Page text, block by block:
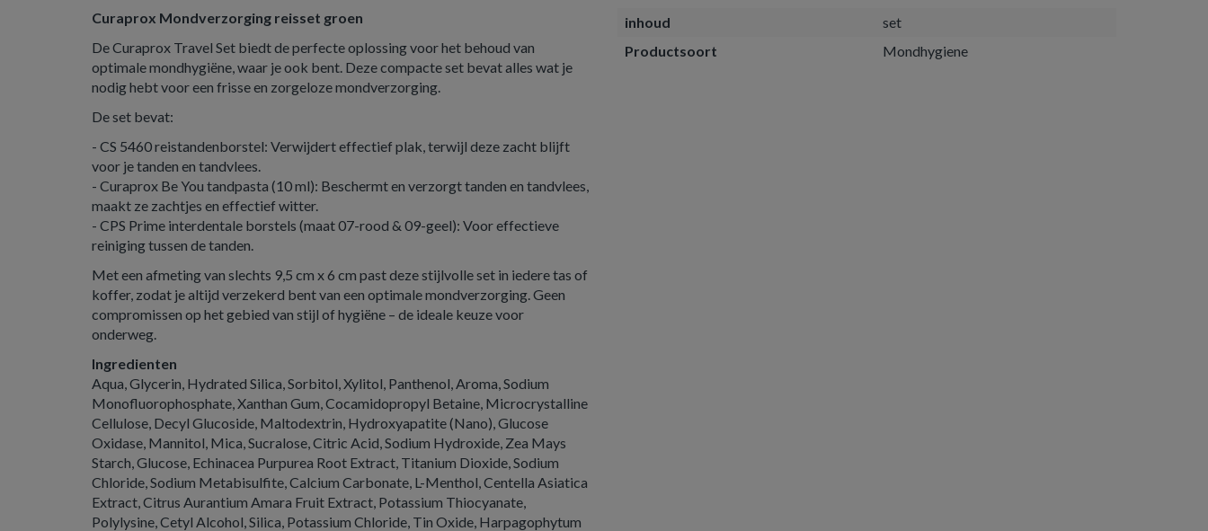
Curaprox Mondverzorging reisset groen
De Curaprox Travel Set biedt de perfecte oplossing voor het behoud van
optimale mondhygiëne, waar je ook bent. Deze compacte set bevat alles wat je
nodig hebt voor een frisse en zorgeloze mondverzorging.
De set bevat:
- CS 5460 reistandenborstel: Verwijdert effectief plak, terwijl deze zacht blijft
voor je tanden en tandvlees.
- Curaprox Be You tandpasta (10 ml): Beschermt en verzorgt tanden en tandvlees,
maakt ze zachtjes en effectief witter.
- CPS Prime interdentale borstels (maat 07-rood & 09-geel): Voor effectieve
reiniging tussen de tanden.
Met een afmeting van slechts 9,5 cm x 6 cm past deze stijlvolle set in iedere tas of
koffer, zodat je altijd verzekerd bent van een optimale mondverzorging. Geen
compromissen op het gebied van stijl of hygiëne – de ideale keuze voor
onderweg.
Ingredienten
Aqua, Glycerin, Hydrated Silica, Sorbitol, Xylitol, Panthenol, Aroma, Sodium
Monofluorophosphate, Xanthan Gum, Cocamidopropyl Betaine, Microcrystalline
Cellulose, Decyl Glucoside, Maltodextrin, Hydroxyapatite (Nano), Glucose
Oxidase, Mannitol, Mica, Sucralose, Citric Acid, Sodium Hydroxide, Zea Mays
Starch, Glucose, Echinacea Purpurea Root Extract, Titanium Dioxide, Sodium
Chloride, Sodium Metabisulfite, Calcium Carbonate, L-Menthol, Centella Asiatica
Extract, Citrus Aurantium Amara Fruit Extract, Potassium Thiocyanate,
Polylysine, Cetyl Alcohol, Silica, Potassium Chloride, Tin Oxide, Harpagophytum
inhoud
set
Productsoort
Mondhygiene